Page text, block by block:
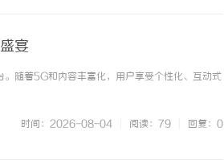
宴
随着5G和内容丰富化，用户享受个性化、互动式
时间：2026-08-04 阅读：79 回复：0